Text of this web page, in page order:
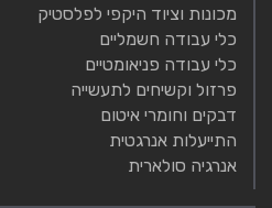
מכונות וציוד היקפי לפלסטיק
כלי עבודה חשמליים
כלי עבודה פניאומטיים
פרזול וקשיחים לתעשייה
דבקים וחומרי איטום
התייעלות אנרגטית
אנרגיה סולארית